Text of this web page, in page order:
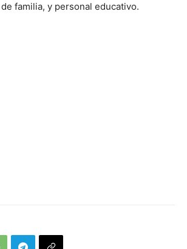
familia, y personal educativo.